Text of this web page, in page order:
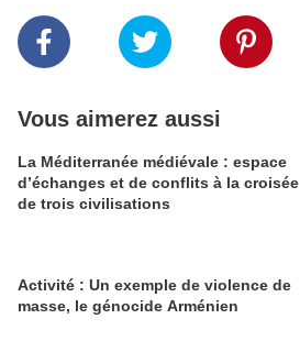
Vous aimerez aussi
La Méditerranée médiévale : espace
d’échanges et de conflits à la croisée
de trois civilisations
Activité : Un exemple de violence de
masse, le génocide Arménien